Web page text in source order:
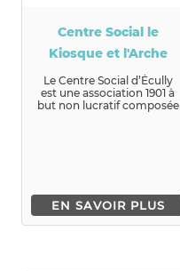
Centre Social le
Kiosque et l'Arche
Le Centre Social d’Écully
est une association 1901 à
but non lucratif composée
EN SAVOIR PLUS